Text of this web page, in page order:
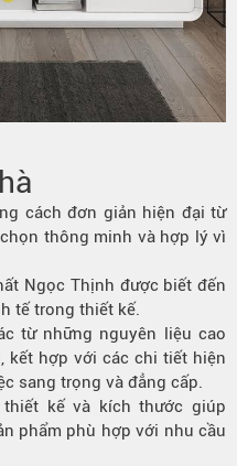
cách đơn giản hiện đại từ
thông minh và hợp lý vì
Ngọc Thịnh được biết đến
tế trong thiết kế.
từ những nguyên liệu cao
kết hợp với các chi tiết hiện
sang trọng và đẳng cấp.
kế và kích thước giúp
phẩm phù hợp với nhu cầu